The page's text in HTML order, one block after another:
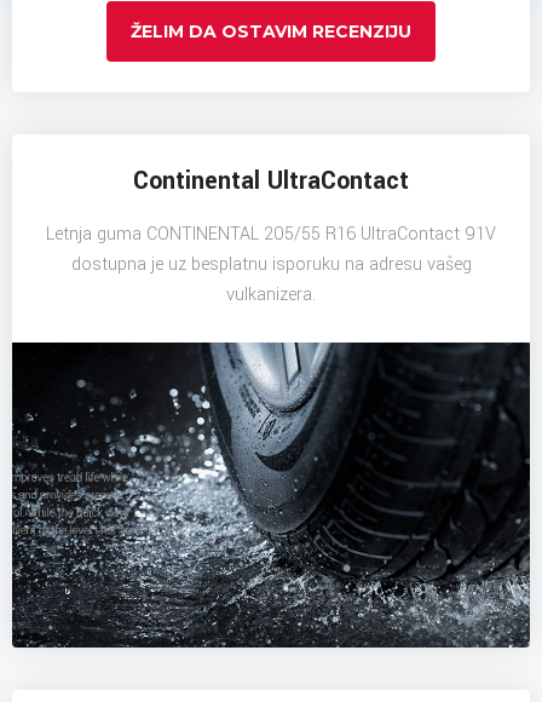
ŽELIM DA OSTAVIM RECENZIJU
Continental UltraContact
Letnja guma CONTINENTAL 205/55 R16 UltraContact 91V
dostupna je uz besplatnu isporuku na adresu vašeg
vulkanizera.